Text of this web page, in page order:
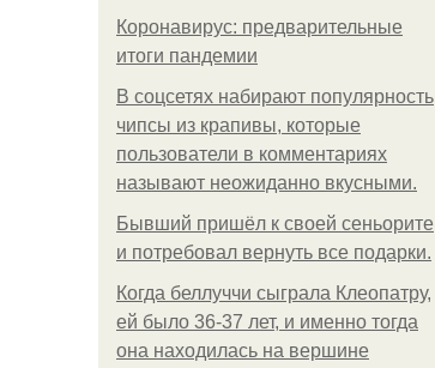
Коронавирус: предварительные
итоги пандемии
В соцсетях набирают популярность
чипсы из крапивы, которые
пользователи в комментариях
называют неожиданно вкусными.
Бывший пришёл к своей сеньорите
и потребовал вернуть все подарки.
Когда беллуччи сыграла Клеопатру,
ей было 36-37 лет, и именно тогда
она находилась на вершине